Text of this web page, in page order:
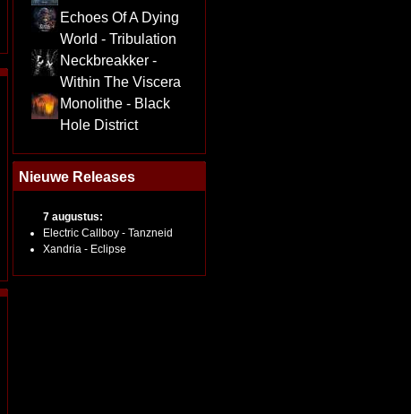
Echoes Of A Dying
World - Tribulation
Neckbreakker -
Within The Viscera
Monolithe - Black
Hole District
Nieuwe Releases
7 augustus:
Electric Callboy - Tanzneid
Xandria - Eclipse